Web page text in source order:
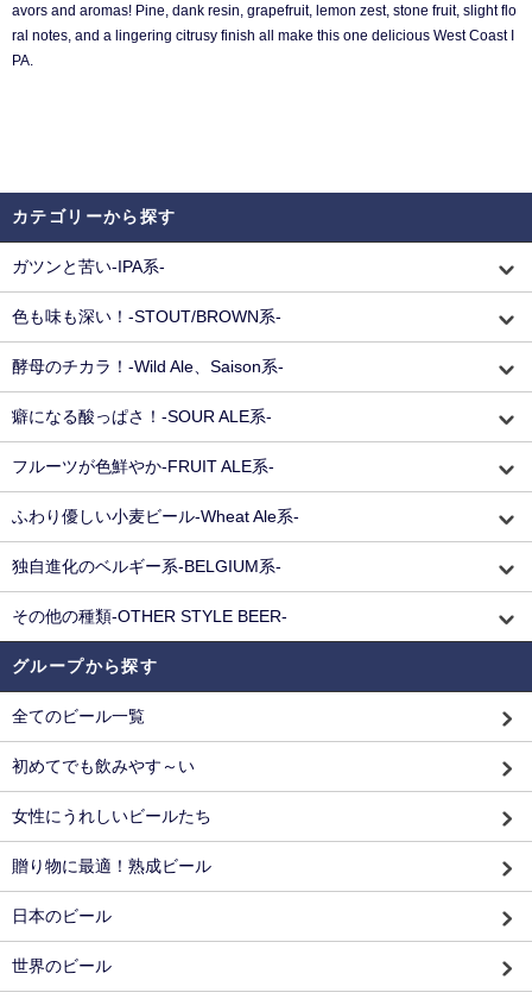
avors and aromas! Pine, dank resin, grapefruit, lemon zest, stone fruit, slight flo
ral notes, and a lingering citrusy finish all make this one delicious West Coast I
PA.
カテゴリーから探す
ガツンと苦い-IPA系-
色も味も深い！-STOUT/BROWN系-
酵母のチカラ！-Wild Ale、Saison系-
癖になる酸っぱさ！-SOUR ALE系-
フルーツが色鮮やか-FRUIT ALE系-
ふわり優しい小麦ビール-Wheat Ale系-
独自進化のベルギー系-BELGIUM系-
その他の種類-OTHER STYLE BEER-
グループから探す
全てのビール一覧
初めてでも飲みやす～い
女性にうれしいビールたち
贈り物に最適！熟成ビール
日本のビール
世界のビール